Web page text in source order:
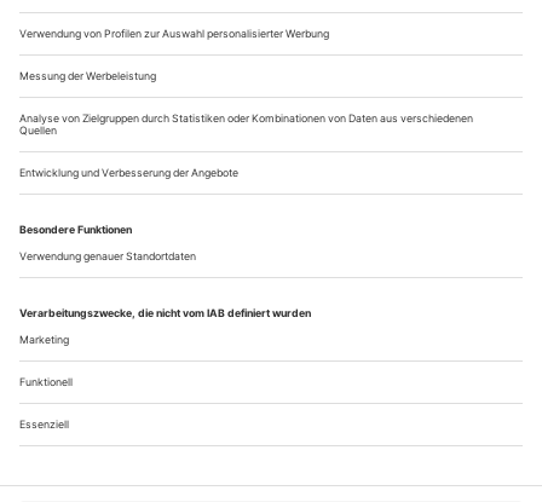
Plastisches Denken
Mit einem Doppelprojekt aus «Faust» und «Antifaust» beendet Jo
Fabian seine nur drei Jahre dauernde Arbeit als Schauspieldirektor in
Cottbus
Am Ende ist es eine runde Sache. Buchstäblich. Wieder und
wieder zieht der wie Prometheus angekettete Faust mit langen
Hörnern auf dem Kopf sisyphosgleich im Kreis durch die
Metallarena mit zwei gigantischen Kreuzen – eins stehend,
eins liegend. Auf dem hohen Kreuz thront ein blütenweißer
Engel mit riesigen Flügeln, während auf dem anderen
Mephisto in weißer Maske...
Über uns Kontakt Kritikerumfrage Newsletter